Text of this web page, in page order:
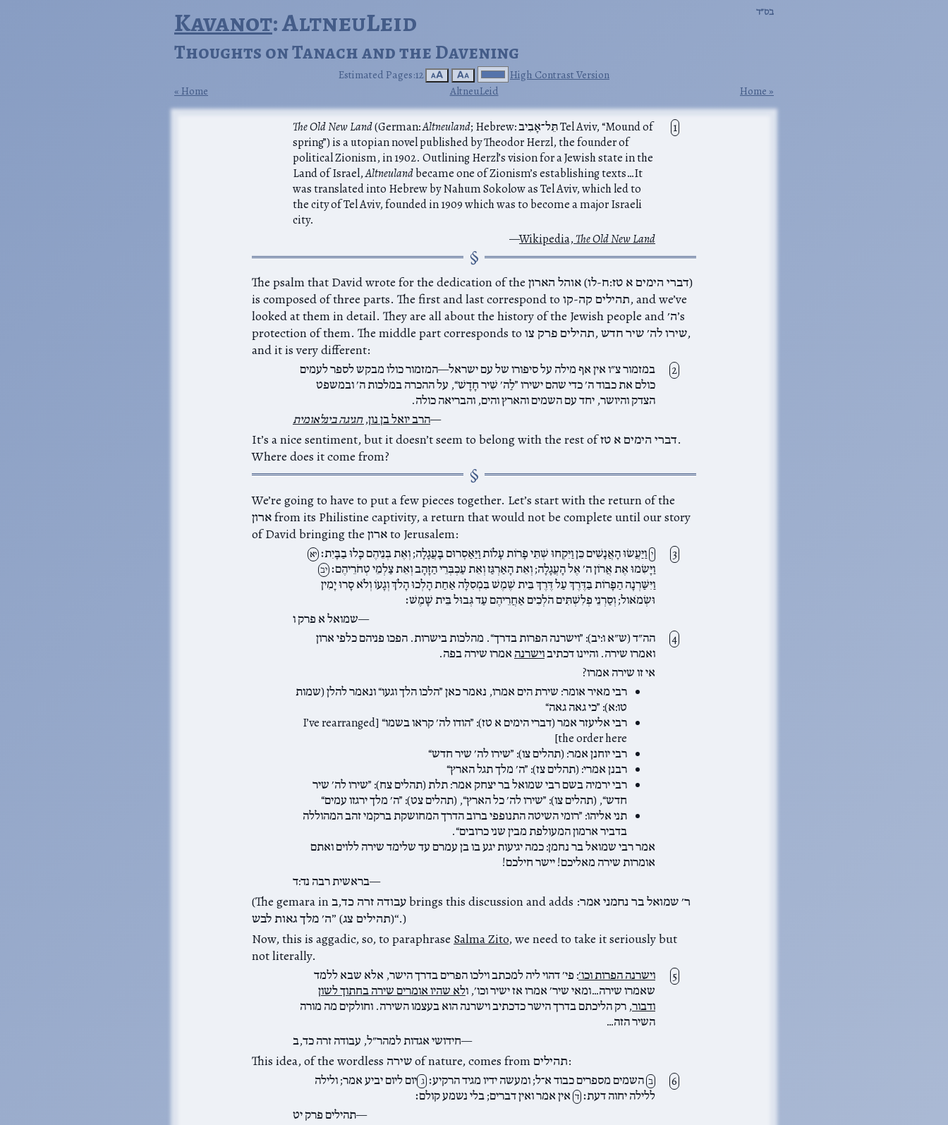
בס״ד Kavanot: AltneuLeid
Thoughts on Tanach and the Davening
Estimated Pages:12 🗚 🗛
High Contrast Version
Home
Home
AltneuLeid
The Old New Land(German:Altneuland; Hebrew: תֵּל־אָבִיב‎ Tel Aviv, “Mound of
spring”) is a utopian novel published by Theodor Herzl, the founder of
political Zionism, in 1902. Outlining Herzl’s vision for a Jewish state in the
Land of Israel,Altneulandbecame one of Zionism’s establishing texts…It
was translated into Hebrew by Nahum Sokolow as Tel Aviv, which led to
the city of Tel Aviv, founded in 1909 which was to become a major Israeli
city.
Wikipedia,The Old New Land
The psalm that David wrote for the dedication of the אוהל הארון‎ (דברי הימים א טז:ח-לו)
is composed of three parts. The first and last correspond to תהילים קה-קו, and we’ve
looked at them in detail. They are all about the history of the Jewish people and ה׳’s
protection of them. The middle part corresponds to תהילים פרק צו,‎ שירו לה׳ שיר חדש,
and it is very different:
במזמור צ״ו אין אף מילה על סיפורו של עם ישראל—המזמור כולו מבקש לספר לעמים
כולם את כבוד ה׳ כדי שהם ישירו ”לַה׳ שִׁיר חָדָשׁ“, על ההכרה במלכות ה׳ ובמשפט
הצדק והיושר, יחד עם השמים והארץ והים, והבריאה כולה.
הרב יואל בן נון,חגיגה בינלאומית
It’s a nice sentiment, but it doesn’t seem to belong with the rest of דברי הימים א טז.
Where does it come from?
We’re going to have to put a few pieces together. Let’s start with the return of the
ארון from its Philistine captivity, a return that would not be complete until our story
of David bringing the ארון to Jerusalem:
י וַיַּעֲשׂוּ הָאֲנָשִׁים כֵּן וַיִּקְחוּ שְׁתֵּי פָרוֹת עָלוֹת וַיַּאַסְרוּם בָּעֲגָלָה; וְאֶת בְּנֵיהֶם כָּלוּ בַבָּיִת׃ יא
וַיָּשִׂמוּ אֶת אֲרוֹן ה׳ אֶל הָעֲגָלָה; וְאֵת הָאַרְגַּז וְאֵת עַכְבְּרֵי הַזָּהָב וְאֵת צַלְמֵי טְחֹרֵיהֶם׃ יב
וַיִּשַּׁרְנָה הַפָּרוֹת בַּדֶּרֶךְ עַל דֶּרֶךְ בֵּית שֶׁמֶשׁ בִּמְסִלָּה אַחַת הָלְכוּ הָלֹךְ וְגָעוֹ וְלֹא סָרוּ יָמִין
וּשְׂמֹאול; וְסַרְנֵי פְלִשְׁתִּים הֹלְכִים אַחֲרֵיהֶם עַד גְּבוּל בֵּית שָׁמֶשׁ׃
שמואל א פרק ו
הה״ד (ש״א ו:יב): ”וישרנה הפרות בדרך“. מהלכות בישרות. הפכו פניהם כלפי ארון
ואמרו שירה. והיינו דכתיבוישרנה אמרו שירה בפה.
אי זו שירה אמרו?
רבי מאיר אומר: שירת הים אמרו, נאמר כאן ”הלכו הלך וגעו“ ונאמר להלן (שמות
טו:א): ”כי גאה גאה“
רבי אליעזר אמר (דברי הימים א טז): ”הודו לה׳ קראו בשמו“ [I’ve rearranged
the order here]
רבי יוחנן אמר: (תהלים צו): ”שירו לה׳ שיר חדש“
רבנן אמרי: (תהלים צז): ”ה׳ מלך תגל הארץ“
רבי ירמיה בשם רבי שמואל בר יצחק אמר: תלת (תהלים צח): ”שירו לה׳ שיר
חדש“, (תהלים צו): ”שירו לה׳ כל הארץ“, (תהלים צט): ”ה׳ מלך ירגזו עמים“
תני אליהו: ”רומי השיטה התנופפי ברוב הדרך המחושקת ברקמי זהב המהוללה
בדביר ארמון המעולפת מבין שני כרובים“.
אמר רבי שמואל בר נחמן: כמה יגיעות יגע בו בן עמרם עד שלימד שירה ללוים ואתם
אומרות שירה מאליכם! יישר חילכם!
בראשית רבה נד:ד
(The gemara in עבודה זרה כד,ב brings this discussion and adds ר׳ שמואל בר נחמני אמר:
(תהילים צג) ”ה׳ מלך גאות לבש“.)
Now, this is aggadic, so, to paraphrase Salma Zito, we need to take it seriously but
not literally.
וישרנה הפרות וכו׳: פי׳ דהוי ליה למכתב וילכו הפרים בדרך הישר, אלא שבא ללמד
שאמרו שירה…ומאי שיר׳ אמרו אז ישיר וכו׳, ולא שהיו אומרים שירה בחתוך לשון
ודבור, רק הליכתם בדרך הישר כדכתיב וישרנה הוא בעצמו השירה. וחולקים מה מורה
השיר הזה…
חידושי אגדות למהר״ל, עבודה זרה כד,ב
This idea, of the wordless שירה of nature, comes from תהילים:
ב השמים מספרים כבוד א־ל; ומעשה ידיו מגיד הרקיע׃ ג יום ליום יביע אמר; ולילה
ללילה יחוה דעת׃ ד אין אמר ואין דברים; בלי נשמע קולם׃
תהילים פרק יט